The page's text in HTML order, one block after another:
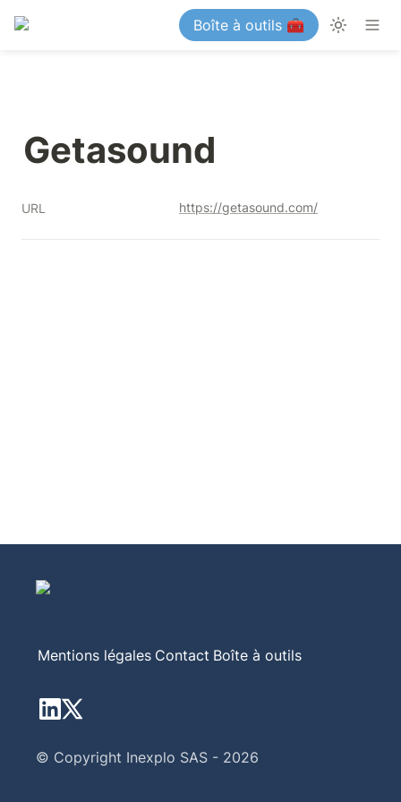
Boîte à outils 🧰
Getasound
URL https://getasound.com/
Mentions légales Contact Boîte à outils
© Copyright Inexplo SAS - 2026